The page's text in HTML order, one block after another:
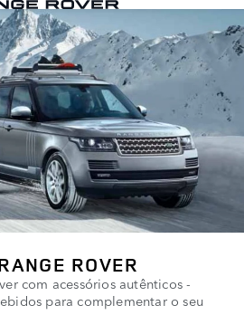
ROVER
com acessórios autênticos -
para complementar o seu